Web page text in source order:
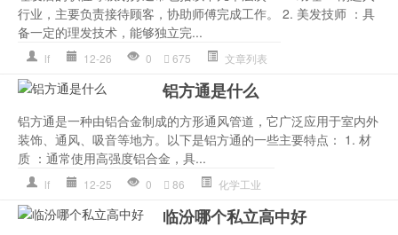
行业，主要负责接待顾客，协助师傅完成工作。 2. 美发技师 ：具
备一定的理发技术，能够独立完...
lf 12-26 0 675 文章列表
铝方通是什么
铝方通是一种由铝合金制成的方形通风管道，它广泛应用于室内外
装饰、通风、吸音等地方。以下是铝方通的一些主要特点： 1. 材
质 ：通常使用高强度铝合金，具...
lf 12-25 0 86 化学工业
临汾哪个私立高中好